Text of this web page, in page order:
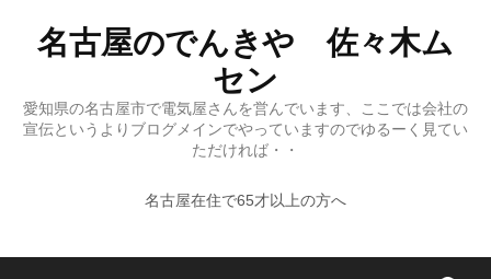
プ
名古屋のでんきや 佐々木ム
セン
愛知県の名古屋市で電気屋さんを営んでいます、ここでは会社の
宣伝というよりブログメインでやっていますのでゆるーく見てい
ただければ・・
名古屋在住で65才以上の方へ